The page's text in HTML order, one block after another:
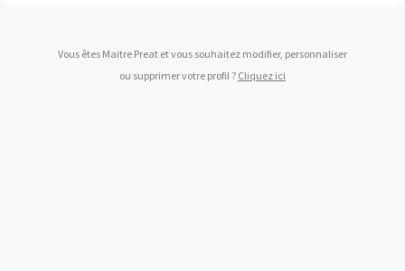
Vous êtes Maitre Preat et vous souhaitez modifier, personnaliser
ou supprimer votre profil ? Cliquez ici